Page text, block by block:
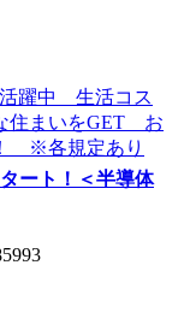
ート！＜半導体